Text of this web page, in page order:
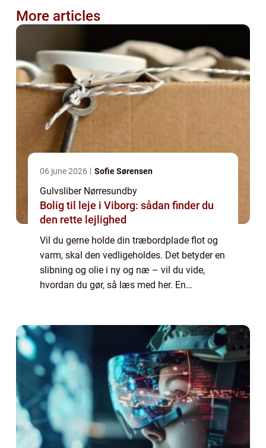
More articles
06 june 2026 Sofie Sørensen
Gulvsliber Nørresundby
Bolig til leje i Viborg: sådan finder du
den rette lejlighed
Vil du gerne holde din træbordplade flot og
varm, skal den vedligeholdes. Det betyder en
slibning og olie i ny og næ – vil du vide,
hvordan du gør, så læs med her. En